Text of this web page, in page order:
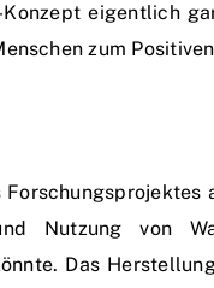
eigentlich
zum
Nutzung von
Das